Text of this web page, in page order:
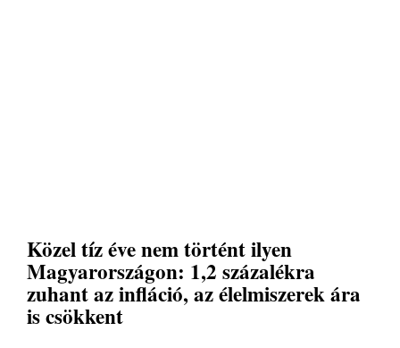
Közel tíz éve nem történt ilyen
Magyarországon: 1,2 százalékra
zuhant az infláció, az élelmiszerek ára
is csökkent